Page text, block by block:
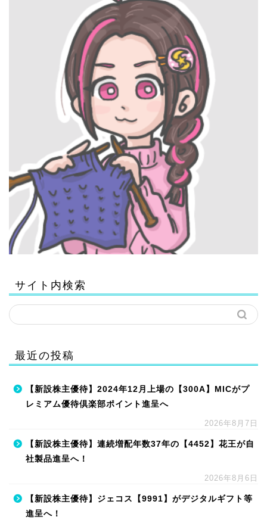
サイト内検索
最近の投稿
【新設株主優待】2024年12月上場の【300A】MICがプ
レミアム優待倶楽部ポイント進呈へ
2026年8月7日
【新設株主優待】連続増配年数37年の【4452】花王が自
社製品進呈へ！
2026年8月6日
【新設株主優待】ジェコス【9991】がデジタルギフト等
進呈へ！